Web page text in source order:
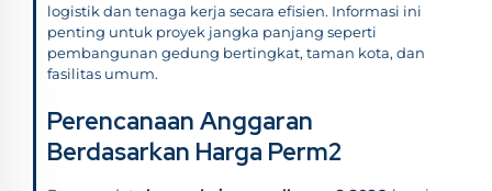
logistik dan tenaga kerja secara efisien. Informasi ini
penting untuk proyek jangka panjang seperti
pembangunan gedung bertingkat, taman kota, dan
fasilitas umum.
Perencanaan Anggaran
Berdasarkan Harga Perm2